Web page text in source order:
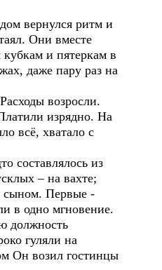
вернулся ритм и
Они вместе
и пятеркам в
даже пару раз на
возросли.
изрядно. На
всё, хватало с
составлялось из
– на вахте;
сыном. Первые -
в одно мгновение.
должность
гуляли на
Он возил гостинцы